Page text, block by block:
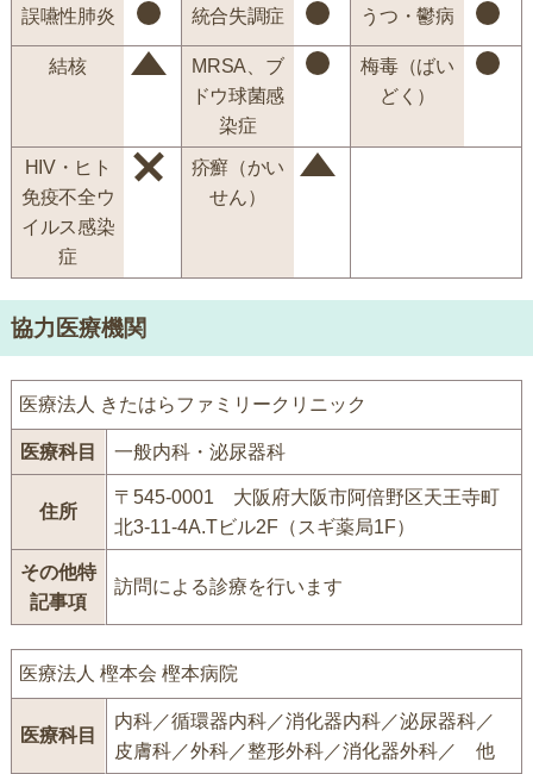
誤嚥性肺炎 統合失調症 うつ・鬱病
結核
MRSA、ブ
ドウ球菌感
染症
梅毒（ばい
どく）
HIV・ヒト
免疫不全ウ
イルス感染
症
疥癬（かい
せん）
協力医療機関
医療法人 きたはらファミリークリニック
医療科目 一般内科・泌尿器科
住所
〒545-0001 大阪府大阪市阿倍野区天王寺町
北3-11-4A.Tビル2F（スギ薬局1F）
その他特
記事項
訪問による診療を行います
医療法人 樫本会 樫本病院
医療科目
内科／循環器内科／消化器内科／泌尿器科／
皮膚科／外科／整形外科／消化器外科／ 他